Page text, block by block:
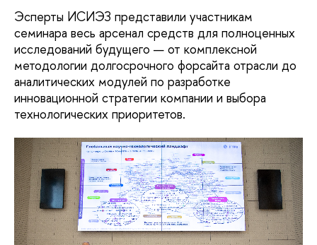
Эсперты ИСИЭЗ представили участникам
семинара весь арсенал средств для полноценных
исследований будущего — от комплексной
методологии долгосрочного форсайта отрасли до
аналитических модулей по разработке
инновационной стратегии компании и выбора
технологических приоритетов.